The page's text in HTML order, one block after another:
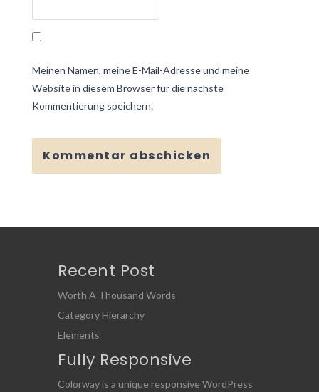
Meinen Namen, meine E-Mail-Adresse und meine
Website in diesem Browser für die nächste
Kommentierung speichern.
Recent Post
Worth A Thousand Words
Category Hierarchy
Elements
Fully Responsive
Colorway is a unique responsive WordPress